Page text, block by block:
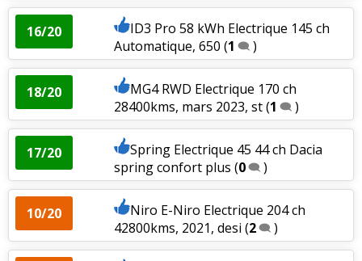
16/20
ID3 Pro 58 kWh Electrique 145 ch
Automatique, 650 (1 )
18/20
MG4 RWD Electrique 170 ch
28400kms, mars 2023, st(1 )
17/20
Spring Electrique 45 44 ch Dacia
spring confort plus (0 )
10/20
Niro E-Niro Electrique 204 ch
42800kms, 2021, desi (2 )